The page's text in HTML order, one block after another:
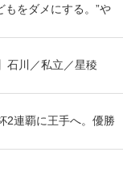
もをダメにする。”や
石川／私立／星稜
2連覇に王手へ。優勝